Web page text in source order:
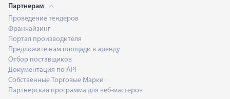
Партнерам
Проведение тендеров
Франчайзинг
Портал производителя
Предложите нам площади в аренду
Отбор поставщиков
Документация по API
Собственные Торговые Марки
Партнерская программа для веб-мастеров